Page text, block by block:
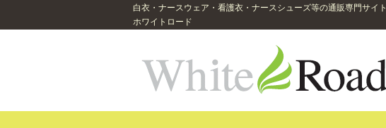
白衣・ナースウェア・看護衣・ナースシューズ等の通販専門サイト
ホワイトロード